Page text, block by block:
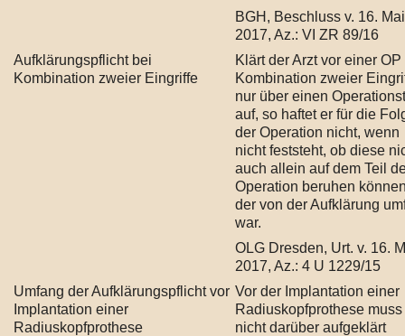
BGH, Beschluss v. 16. Mai
2017, Az.: VI ZR 89/16
Aufklärungspflicht bei
Kombination zweier Eingriffe
Klärt der Arzt vor einer OP
Kombination zweier
nur über einen
auf, so haftet er für die
der Operation nicht, wenn
nicht feststeht, ob diese
auch allein auf dem Teil
Operation beruhen
der von der Aufklärung
war.
OLG Dresden, Urt. v. 16.
2017, Az.: 4 U 1229/15
Umfang der Aufklärungspflicht vor
Implantation einer
Radiuskopfprothese
Vor der Implantation einer
Radiuskopfprothese muss
nicht darüber aufgeklärt